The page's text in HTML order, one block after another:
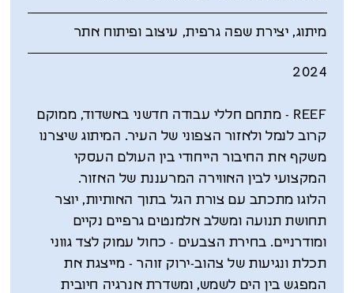
מיתוג, יצירת שפה גרפית, עיצוב ופיתוח אתר
2024
REEF - מתחם חללי עבודה חדשני באשדוד, ממוקם
קרוב לנמל ולאזור הצפוני של העיר. המיתוג שיצרנו
משקף את החיבור הייחודי בין העולם העסקי
המקצועי לבין האווירה המרעננת של האזור.
הלוגו מתכתב עם צורת הגל בתוך האותיות, יוצר
תחושת תנועה ומשלב אלמנטים גרפיים נקיים
ומודרניים. בחירת הצבעים - כחול עמוק לצד גווני
תכלת ונגיעות של צהוב-ירוק זוהר - מייצגת את
המפגש בין הים לשמש, ומשדרת אנרגיה חיובית